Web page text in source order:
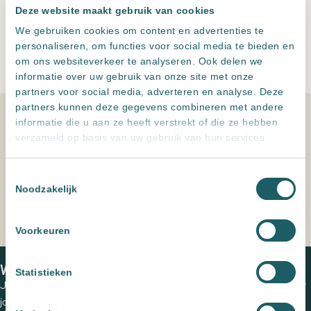
Deze website maakt gebruik van cookies
We gebruiken cookies om content en advertenties te
personaliseren, om functies voor social media te bieden en
om ons websiteverkeer te analyseren. Ook delen we
informatie over uw gebruik van onze site met onze
partners voor social media, adverteren en analyse. Deze
partners kunnen deze gegevens combineren met andere
informatie die u aan ze heeft verstrekt of die ze hebben
verzameld op basis van uw gebruik van hun services.
Noodzakelijk
Voorkeuren
Statistieken
Terra
White
aantal
Toevoegen aan offerte
Leveren meerdere landen maaralleen ophalen in NL
Altijdzeer scherpgeprijsd
, een offerte op maat
Specificaties
Formaat
We zien je graag in een van onze showrooms
Jouw wensen op papier zetten en de perfecte tegels uitzoeken voor
jouw (buiten)ruimte? Plan een vrijblijvende kennismaking met een